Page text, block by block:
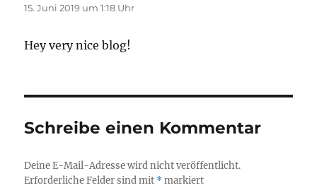
15. Juni 2019 um 1:18 Uhr
Hey very nice blog!
Schreibe einen Kommentar
Deine E-Mail-Adresse wird nicht veröffentlicht.
Erforderliche Felder sind mit *markiert